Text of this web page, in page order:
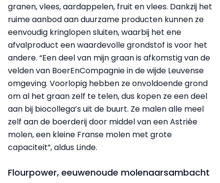
granen, vlees, aardappelen, fruit en vlees. Dankzij het
ruime aanbod aan duurzame producten kunnen ze
eenvoudig kringlopen sluiten, waarbij het ene
afvalproduct een waardevolle grondstof is voor het
andere. “Een deel van mijn graan is afkomstig van de
velden van BoerEnCompagnie in de wijde Leuvense
omgeving. Voorlopig hebben ze onvoldoende grond
om al het graan zelf te telen, dus kopen ze een deel
aan bij biocollega’s uit de buurt. Ze malen alle meel
zelf aan de boerderij door middel van een Astriée
molen, een kleine Franse molen met grote
capaciteit”, aldus Linde.
Flourpower, eeuwenoude molenaarsambacht